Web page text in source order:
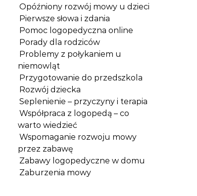
Opóźniony rozwój mowy u dzieci
Pierwsze słowa i zdania
Pomoc logopedyczna online
Porady dla rodziców
Problemy z połykaniem u
niemowląt
Przygotowanie do przedszkola
Rozwój dziecka
Seplenienie – przyczyny i terapia
Współpraca z logopedą – co
warto wiedzieć
Wspomaganie rozwoju mowy
przez zabawę
Zabawy logopedyczne w domu
Zaburzenia mowy